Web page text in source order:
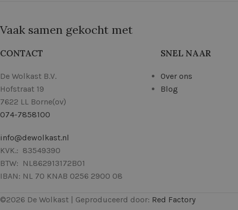
Vaak samen gekocht met
CONTACT
De Wolkast B.V.
Hofstraat 19
7622 LL Borne(ov)
074-7858100
info@dewolkast.nl
KVK.: 83549390
BTW: NL862913172B01
IBAN: NL 70 KNAB 0256 2900 08
SNEL NAAR
Over ons
Blog
©2026 De Wolkast | Geproduceerd door: Red Factory